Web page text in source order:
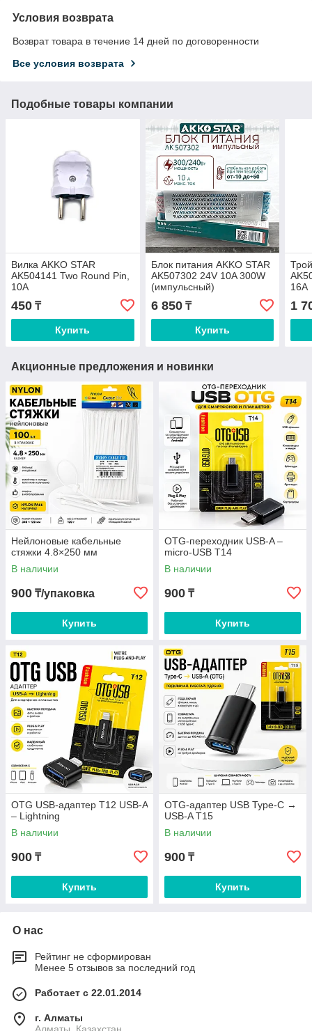
Условия возврата
Возврат товара в течение 14 дней по договоренности
Все условия возврата
Подобные товары компании
Вилка AKKO STAR
AK504141 Two Round Pin,
10A
450 ₸
Купить
Блок питания AKKO STAR
AK507302 24V 10A 300W
(импульсный)
6 850₸
Купить
16A
1
Акционные предложения и новинки
Нейлоновые кабельные
стяжки 4.8×250 мм
В наличии
900 ₸/упаковка
Купить
OTG-переходник USB-A –
micro-USB T14
В наличии
900 ₸
Купить
OTG USB-адаптер T12 USB-A
– Lightning
В наличии
900 ₸
Купить
OTG-адаптер USB Type-C →
USB-A T15
В наличии
900 ₸
Купить
О нас
Рейтинг не сформирован
Менее 5 отзывов за последний год
Работает с 22.01.2014
г. Алматы